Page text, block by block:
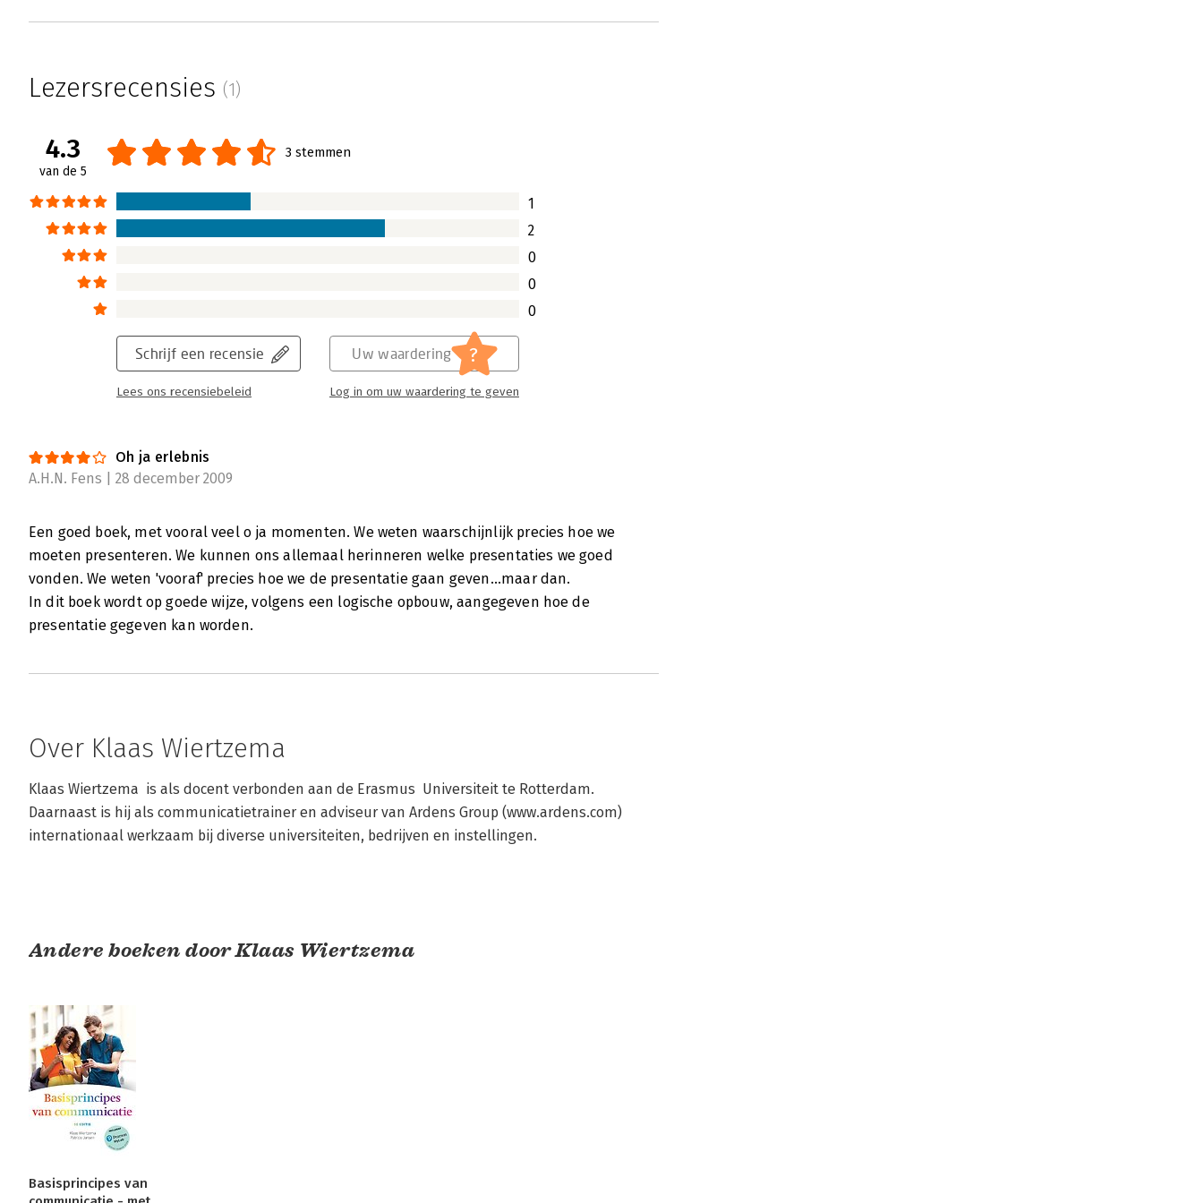
Lezersrecensies (1)
4.3
van de 5
3 stemmen
1
2
0
0
0
Schrijf een recensie
Lees ons recensiebeleid
Uw waardering ?
Log in om uw waardering te geven
Oh ja erlebnis
A.H.N. Fens | 28 december 2009
Een goed boek, met vooral veel o ja momenten. We weten waarschijnlijk precies hoe we
moeten presenteren. We kunnen ons allemaal herinneren welke presentaties we goed
vonden. We weten 'vooraf' precies hoe we de presentatie gaan geven...maar dan.
In dit boek wordt op goede wijze, volgens een logische opbouw, aangegeven hoe de
presentatie gegeven kan worden.
Over Klaas Wiertzema
Klaas Wiertzema  is als docent verbonden aan de Erasmus  Universiteit te Rotterdam.
Daarnaast is hij als communicatietrainer en adviseur van Ardens Group (www.ardens.com)
internationaal werkzaam bij diverse universiteiten, bedrijven en instellingen.
Andere boeken door Klaas Wiertzema
Basisprincipes van